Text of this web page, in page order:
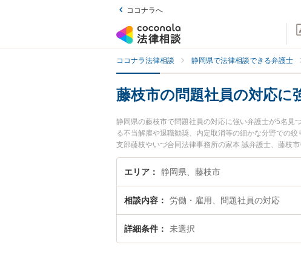
ココナラへ
ココナラ法律相談 静岡県で法律相談できる弁護士
藤枝市の問題社員の対応に
静岡県の藤枝市で問題社員の対応に強い弁護士が5名見
る不当解雇や退職勧奨、内定取消等の細かな分野での
支部藤枝やいづ合同法律事務所の家本 誠弁護士、藤枝
夜間に発生した問題社員の対応のトラブルを今すぐに
の対応を法律相談できる藤枝市内の弁護士に相談予約
エリア 静岡県、藤枝市
相談内容 労働・雇用、問題社員の対応
詳細条件 未選択